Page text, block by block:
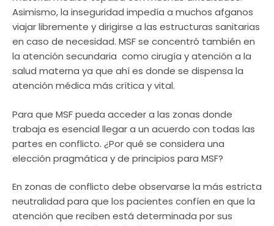
Asimismo, la inseguridad impedía a muchos afganos
viajar libremente y dirigirse a las estructuras sanitarias
en caso de necesidad. MSF se concentró también en
la atención secundaria  como cirugía y atención a la
salud materna ya que ahí es donde se dispensa la
atención médica más crítica y vital.
Para que MSF pueda acceder a las zonas donde
trabaja es esencial llegar a un acuerdo con todas las
partes en conflicto. ¿Por qué se considera una
elección pragmática y de principios para MSF?
En zonas de conflicto debe observarse la más estricta
neutralidad para que los pacientes confíen en que la
atención que reciben está determinada por sus